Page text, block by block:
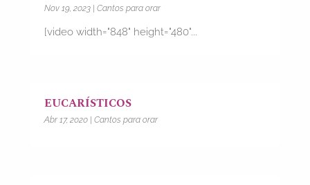
Nov 19, 2023| Cantos para orar
[video width="848" height="480"...
EUCARÍSTICOS
Abr 17, 2020| Cantos para orar